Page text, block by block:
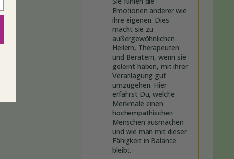
Emotionen anderer wie
ihre eigenen. Dies
macht sie zu
außergewöhnlichen
Heilern, Therapeuten
und Beratern, wenn sie
gelernt haben, mit ihrer
Veranlagung gut
umzugehen. Hier
erfährst Du, welche
Merkmale einen
hochempathischen
Menschen ausmachen
und wie man mit dieser
Fähigkeit in Balance
bleibt.